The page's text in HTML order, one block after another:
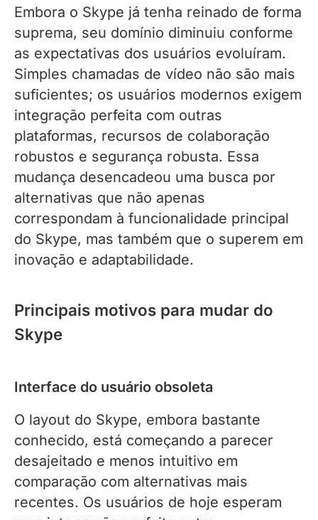
Embora o Skype já tenha reinado de forma
suprema, seu domínio diminuiu conforme
as expectativas dos usuários evoluíram.
Simples chamadas de vídeo não são mais
suficientes; os usuários modernos exigem
integração perfeita com outras
plataformas, recursos de colaboração
robustos e segurança robusta. Essa
mudança desencadeou uma busca por
alternativas que não apenas
correspondam à funcionalidade principal
do Skype, mas também que o superem em
inovação e adaptabilidade.
Principais motivos para mudar do
Skype
Interface do usuário obsoleta
O layout do Skype, embora bastante
conhecido, está começando a parecer
desajeitado e menos intuitivo em
comparação com alternativas mais
recentes. Os usuários de hoje esperam